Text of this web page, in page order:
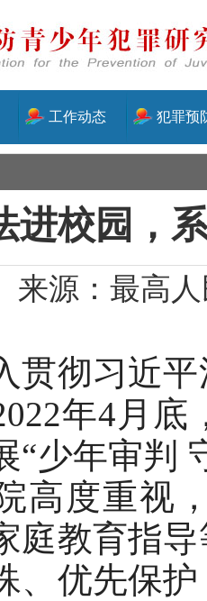
工作动态 犯罪预
进校园，
来源：最高
彻习近平
年4月
“少年审判
高度重视
庭教育指
、优先保